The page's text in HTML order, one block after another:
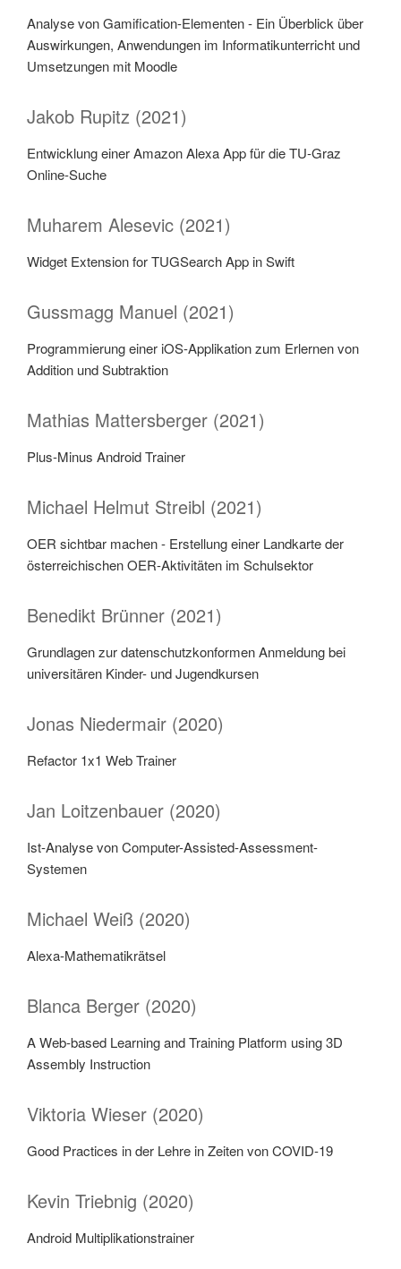
Analyse von Gamification-Elementen - Ein Überblick über
Auswirkungen, Anwendungen im Informatikunterricht und
Umsetzungen mit Moodle
Jakob Rupitz (2021)
Entwicklung einer Amazon Alexa App für die TU-Graz
Online-Suche
Muharem Alesevic (2021)
Widget Extension for TUGSearch App in Swift
Gussmagg Manuel (2021)
Programmierung einer iOS-Applikation zum Erlernen von
Addition und Subtraktion
Mathias Mattersberger (2021)
Plus-Minus Android Trainer
Michael Helmut Streibl (2021)
OER sichtbar machen - Erstellung einer Landkarte der
österreichischen OER-Aktivitäten im Schulsektor
Benedikt Brünner (2021)
Grundlagen zur datenschutzkonformen Anmeldung bei
universitären Kinder- und Jugendkursen
Jonas Niedermair (2020)
Refactor 1x1 Web Trainer
Jan Loitzenbauer (2020)
Ist-Analyse von Computer-Assisted-Assessment-
Systemen
Michael Weiß (2020)
Alexa-Mathematikrätsel
Blanca Berger (2020)
A Web-based Learning and Training Platform using 3D
Assembly Instruction
Viktoria Wieser (2020)
Good Practices in der Lehre in Zeiten von COVID-19
Kevin Triebnig (2020)
Android Multiplikationstrainer